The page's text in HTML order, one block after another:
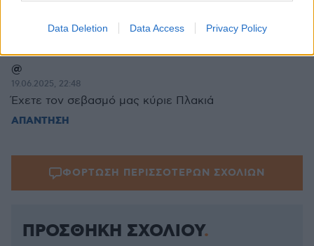
Data Deletion Data Access Privacy Policy
ΑΠΑΝΤΗΣΗ
@
19.06.2025, 22:48
Έχετε τον σεβασμό μας κύριε Πλακιά
ΑΠΑΝΤΗΣΗ
ΦΟΡΤΩΣΗ ΠΕΡΙΣΣΟΤΕΡΩΝ ΣΧΟΛΙΩΝ
ΠΡΟΣΘΗΚΗ ΣΧΟΛΙΟΥ